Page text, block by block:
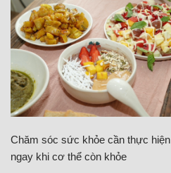
Chăm sóc sức khỏe cần thực hiện
ngay khi cơ thể còn khỏe